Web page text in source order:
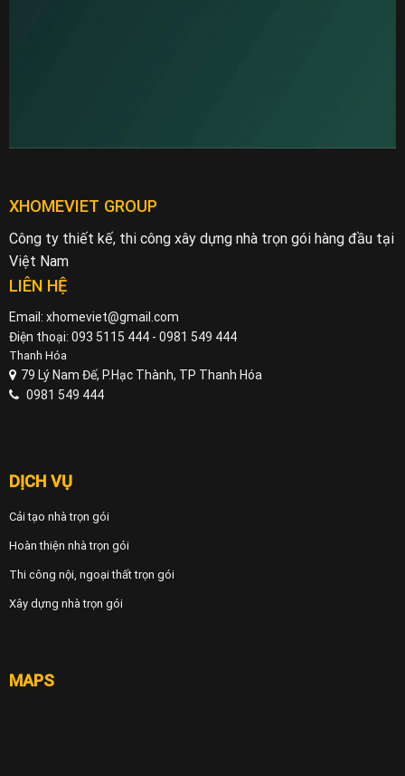
XHOMEVIET GROUP
Công ty thiết kế, thi công xây dựng nhà trọn gói hàng đầu tại
Việt Nam
LIÊN HỆ
Email: xhomeviet@gmail.com
Điện thoại: 093 5115 444 - 0981 549 444
Thanh Hóa
79 Lý Nam Đế, P.Hạc Thành, TP Thanh Hóa
0981 549 444
DỊCH VỤ
Cải tạo nhà trọn gói
Hoàn thiện nhà trọn gói
Thi công nội, ngoại thất trọn gói
Xây dựng nhà trọn gói
MAPS